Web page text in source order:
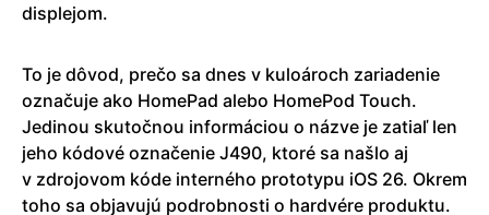
displejom.
To je dôvod, prečo sa dnes v kuloároch zariadenie
označuje ako HomePad alebo HomePod Touch.
Jedinou skutočnou informáciou o názve je zatiaľ len
jeho kódové označenie J490, ktoré sa našlo aj
v zdrojovom kóde interného prototypu iOS 26. Okrem
toho sa objavujú podrobnosti o hardvére produktu.